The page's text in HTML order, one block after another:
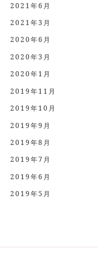
2021年6月
2021年3月
2020年6月
2020年3月
2020年1月
2019年11月
2019年10月
2019年9月
2019年8月
2019年7月
2019年6月
2019年5月